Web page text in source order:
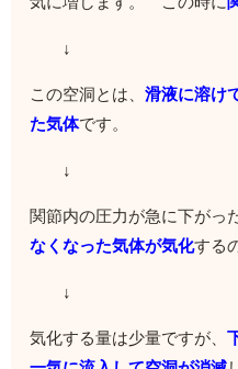
↓
この空洞とは、滑液に溶け
た気体です。
↓
関節内の圧力が急に下がっ
なくなった気体が気化する
↓
気化する量は少量ですが、